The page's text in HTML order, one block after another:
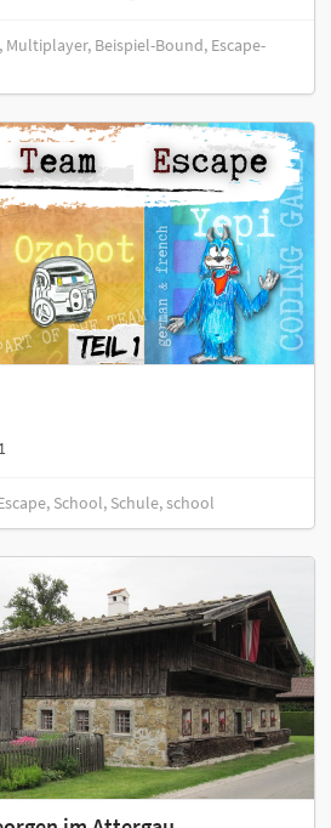
Multiplayer, Beispiel-Bound, Escape-
School, Schule, school